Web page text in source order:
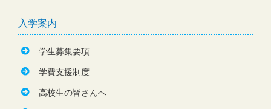
入学案内
学生募集要項
学費支援制度
高校生の皆さんへ